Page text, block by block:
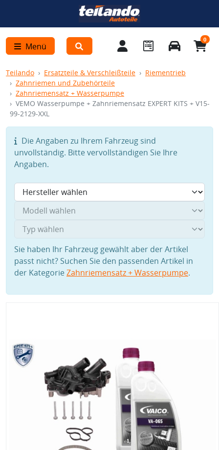
Menü
0
Teilando Ersatzteile & Verschleißteile
Riementrieb
Zahnriemen und Zubehörteile
Zahnriemensatz + Wasserpumpe
VEMO Wasserpumpe + Zahnriemensatz EXPERT KITS + V15-
99-2129-XXL
Die Angaben zu Ihrem Fahrzeug sind
unvollständig. Bitte vervollständigen Sie Ihre
Angaben.
Sie haben Ihr Fahrzeug gewählt aber der Artikel
passt nicht? Suchen Sie den passenden Artikel in
der KategorieZahnriemensatz + Wasserpumpe.